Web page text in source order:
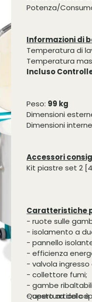
Potenza/
Informazioni di
Temperatura di
Temperatura
Incluso
Peso: 99 kg
Dimensioni
Dimensioni
Accessori
Kit piastre set 2
Caratteristiche
- ruote sulle
- isolamento a
- pannello
- efficienza
- valvola
- collettore fumi;
- gambe
- apertura del
Questo articolo è